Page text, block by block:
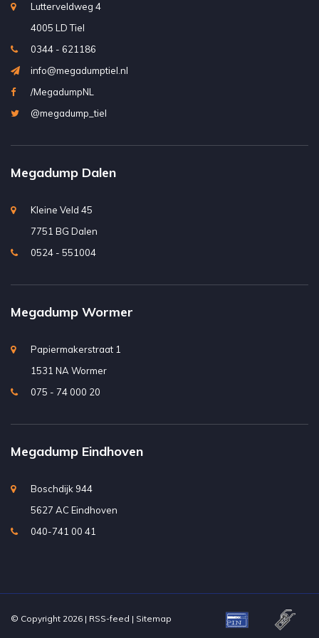
Lutterveldweg 4
4005 LD Tiel
0344 - 621186
info@megadumptiel.nl
/MegadumpNL
@megadump_tiel
Megadump Dalen
Kleine Veld 45
7751 BG Dalen
0524 - 551004
Megadump Wormer
Papiermakerstraat 1
1531 NA Wormer
075 - 74 000 20
Megadump Eindhoven
Boschdijk 944
5627 AC Eindhoven
040-741 00 41
© Copyright 2026 | RSS-feed | Sitemap